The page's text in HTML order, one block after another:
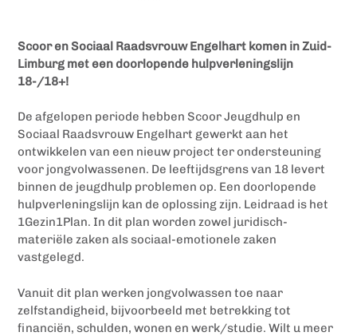
Scoor en Sociaal Raadsvrouw Engelhart komen in Zuid-
Limburg met een doorlopende hulpverleningslijn
18-/18+!
De afgelopen periode hebben Scoor Jeugdhulp en
Sociaal Raadsvrouw Engelhart gewerkt aan het
ontwikkelen van een nieuw project ter ondersteuning
voor jongvolwassenen. De leeftijdsgrens van 18 levert
binnen de jeugdhulp problemen op. Een doorlopende
hulpverleningslijn kan de oplossing zijn. Leidraad is het
1Gezin1Plan. In dit plan worden zowel juridisch-
materiële zaken als sociaal-emotionele zaken
vastgelegd.
Vanuit dit plan werken jongvolwassen toe naar
zelfstandigheid, bijvoorbeeld met betrekking tot
financiën, schulden, wonen en werk/studie. Wilt u meer